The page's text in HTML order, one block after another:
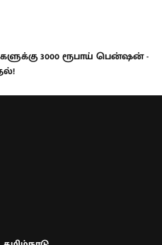
3000 ரூபாய் பென்ஷன் -